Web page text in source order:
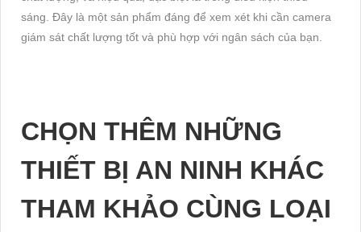
sáng. Đây là một sản phẩm đáng để xem xét khi cần camera
giám sát chất lượng tốt và phù hợp với ngân sách của bạn.
CHỌN THÊM NHỮNG
THIẾT BỊ AN NINH KHÁC
THAM KHẢO CÙNG LOẠI